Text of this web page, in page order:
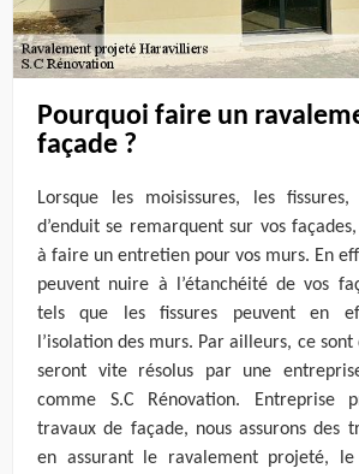
Pourquoi faire un
façade ?
Lorsque les moisissures, les
d’enduit se remarquent sur vos
à faire un entretien pour vos murs. En
peuvent nuire à l’étanchéité de vos
tels que les fissures peuvent en
l’isolation des murs. Par ailleurs, ce
seront vite résolus par une
comme S.C Rénovation. Entreprise
travaux de façade, nous assurons des
en assurant le ravalement projeté,